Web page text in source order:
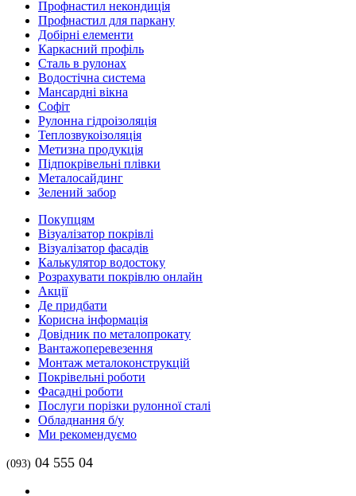
Профнастил некондиція
Профнастил для паркану
Добірні елементи
Каркасний профіль
Сталь в рулонах
Водостічна система
Мансардні вікна
Софіт
Рулонна гідроізоляція
Теплозвукоізоляція
Метизна продукція
Підпокрівельні плівки
Металосайдинг
Зелений забор
Покупцям
Візуалізатор покрівлі
Візуалізатор фасадів
Калькулятор водостоку
Розрахувати покрівлю онлайн
Акції
Де придбати
Корисна інформація
Довідник по металопрокату
Вантажоперевезення
Монтаж металоконструкцій
Покрівельні роботи
Фасадні роботи
Послуги порізки рулонної сталі
Обладнання б/у
Ми рекомендуємо
(093) 04 555 04